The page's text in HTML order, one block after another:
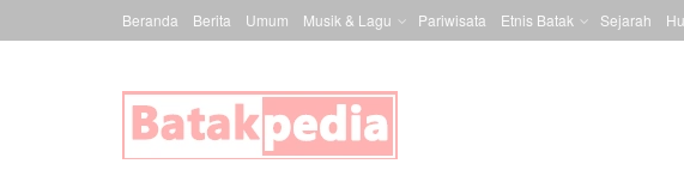
Beranda Berita Umum Musik & Lagu Pariwisata Etnis Batak Sejarah